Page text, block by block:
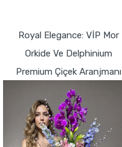
Royal Elegance: VİP Mor
Orkide Ve Delphinium
Premium Çiçek Aranjmanı